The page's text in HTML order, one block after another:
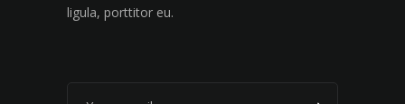
ligula, porttitor eu.